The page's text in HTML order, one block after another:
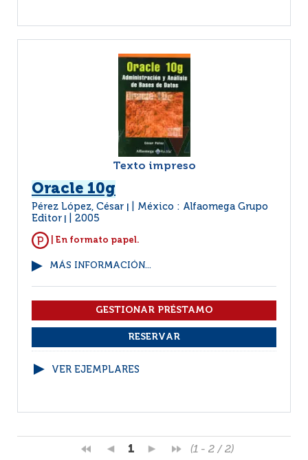
Texto impreso
Oracle 10g
Pérez López, César
México : Alfaomega Grupo
Editor
2005
| En formato papel.
MÁS INFORMACIÓN...
VER EJEMPLARES
1 (1 - 2 / 2)